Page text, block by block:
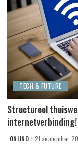
TECH & FUTURE
Structureel
internetverbinding!
POSTED
ONLINO 21 september